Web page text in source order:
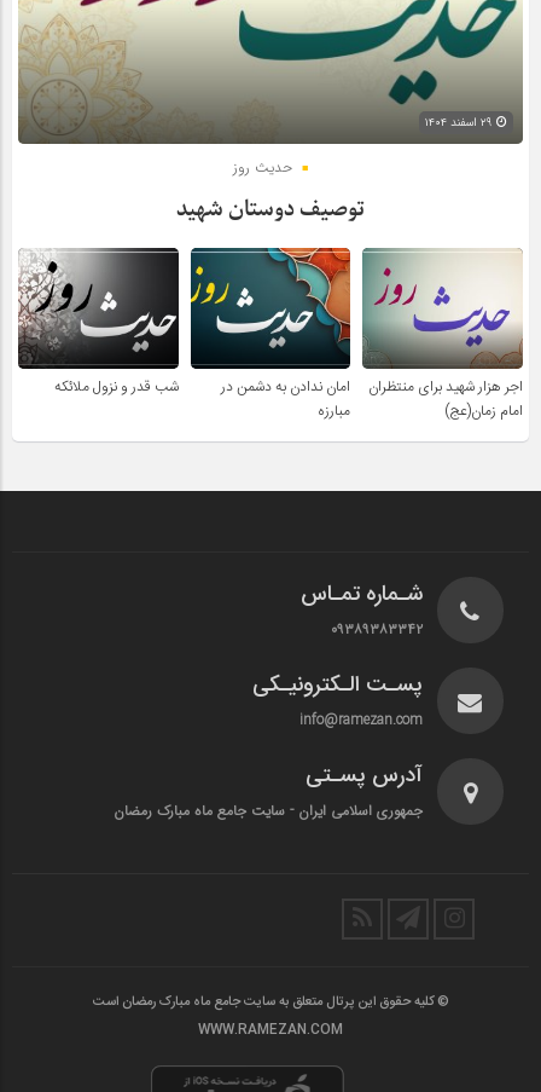
حدیث روز
توصیف دوستان شهید
اجر هزار شهید برای منتظران
امام زمان(عج)
امان ندادن به دشمن در
مبارزه
شب قدر و نزول ملائکه
شـماره تمـاس
۰۹۳۸۹۳۸۳۳۴۲
پسـت الـکترونیـکی
info@ramezan.com
آدرس پسـتی
جمهوری اسلامی ایران - سایت جامع ماه مبارک رمضان
© کلیه حقوق این پرتال متعلق به سایت جامع ماه مبارک رمضان است
WWW.RAMEZAN.COM